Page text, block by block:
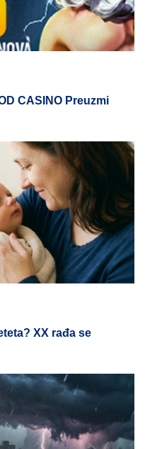
CASINO Preuzmi
XX rađa se